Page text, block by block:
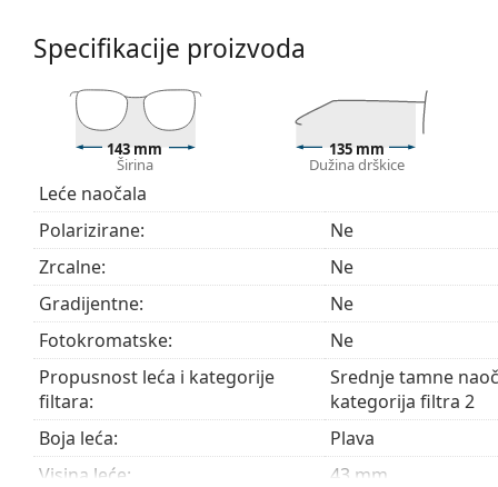
Naočale s UV 400 pružaju 100% zaštitu od štetnog
filtar kategorije 2 (propusnost svjetla 18 – 43%) –
sunčevo zračenje i za svakodnevno nošenje.
Pribor
Naočale isporučujemo s originalnom futrolom.
Krpa koja se nalazi u pakiranju idealna je za
sadržavati tekstilnu vrećicu.
Pogledajte cijelu ponudusunčanih naočala, gdje
Specifikacije proizvoda
143 mm
Širina
135 mm
Dužina drškice
Leće naočala
Polarizirane:
Ne
Zrcalne:
Ne
Gradijentne:
Ne
Fotokromatske:
Ne
Propusnost leća i kategorije
filtara:
Srednje tamne
kategorija filtra 2
Boja leća:
Plava
Visina leće:
43 mm